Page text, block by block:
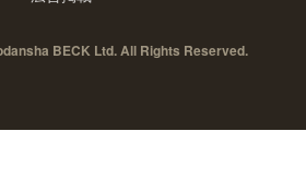
BECK Ltd. All Rights Reserved.